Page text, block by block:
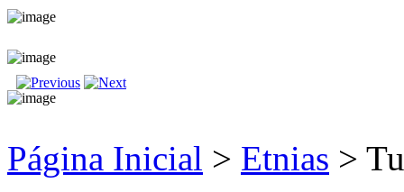
Página Inicial > Etnias >